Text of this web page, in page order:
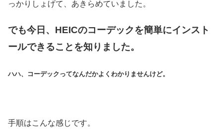
っかりしょげて、あきらめていました。
でも今日、HEICのコーデックを簡単にインスト
ールできることを知りました。
ハハ、コーデックってなんだかよくわかりませんけど。
手順はこんな感じです。